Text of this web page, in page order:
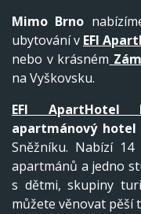
Mimo Brno
ubytování v EFI
nebo v krásném
na Vyškovsku.
EFI ApartHotel
apartmánový hotel
Sněžníku. Nabízí 14
apartmánů a jedno
s dětmi, skupiny
můžete věnovat pěší